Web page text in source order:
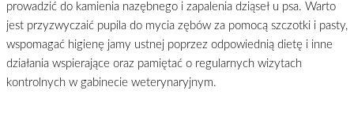
prowadzić do kamienia nazębnego i zapalenia dziąseł u psa. Warto
jest przyzwyczaić pupila do mycia zębów za pomocą szczotki i pasty,
wspomagać higienę jamy ustnej poprzez odpowiednią dietę i inne
działania wspierające oraz pamiętać o regularnych wizytach
kontrolnych w gabinecie weterynaryjnym.